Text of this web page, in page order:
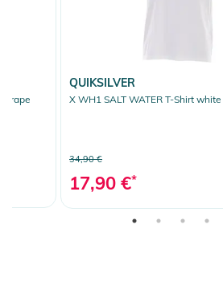
grape
QUIKSILVER
X WH1 SALT WATER T-Shirt white
34,90 €
17,90 €*